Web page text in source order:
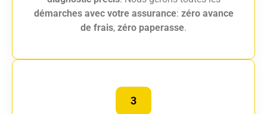
démarches avec votre assurance: zéro avance
de frais, zéro paperasse.
3